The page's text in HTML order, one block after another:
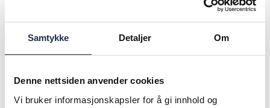
Samtykke Detaljer Om
Denne nettsiden anvender cookies
Vi bruker informasjonskapsler for å gi innhold og